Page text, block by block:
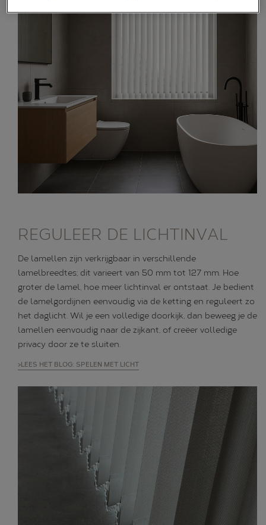
REGULEER DE LICHTINVAL
De lamellen zijn verkrijgbaar in verschillende
lamelbreedtes; dit varieert van 50 mm tot 127 mm. Hoe
groter de lamel, hoe meer lichtinval er ontstaat. Je bedient
de lamelgordijnen eenvoudig via de ketting en reguleert zo
het daglicht. Wil je een volledige doorkijk, dan beweeg je de
lamellen eenvoudig naar de zijkant, of creëer volledige
privacy door ze te sluiten.
>LEES HET BLOG: SPELEN MET LICHT